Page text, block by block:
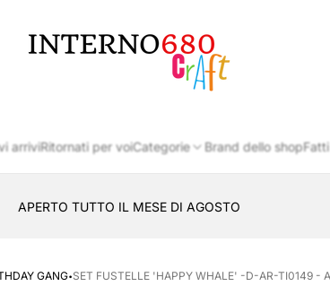
del
negozio
arriviRitornati per voiCategorie Brand dello shop
APERTO TUTTO IL MESE DI AGOSTO
GANG·SET FUSTELLE 'HAPPY WHALE' -D-AR-TI0149 -